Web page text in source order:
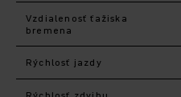
Vzdialenosť ťažiska
bremena
Rýchlosť jazdy